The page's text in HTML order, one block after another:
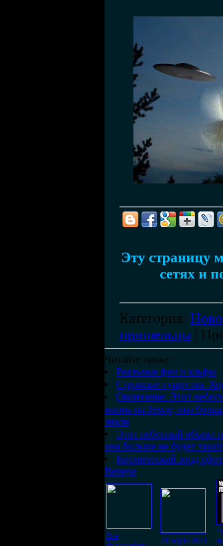
Эту страницу
сетях и
Категория:
пришельцы |
Читайте также:
Реальные феи и эльфы
Странные существа.
Окончание: Этот
жизнь на Земле, она
знали
Этот небесный объект
она больше не будет
Космический зонд
Венере
Все
28 марта 2011